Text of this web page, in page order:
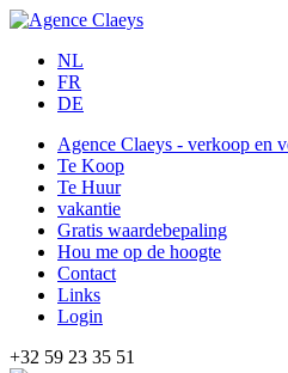
NL
FR
DE
Agence Claeys - verkoop en
Te Koop
Te Huur
vakantie
Gratis waardebepaling
Hou me op de hoogte
Contact
Links
Login
+32 59 23 35 51